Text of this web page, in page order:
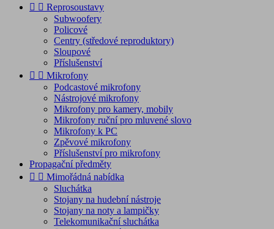
  Reprosoustavy
Subwoofery
Policové
Centry (středové reproduktory)
Sloupové
Příslušenství
  Mikrofony
Podcastové mikrofony
Nástrojové mikrofony
Mikrofony pro kamery, mobily
Mikrofony ruční pro mluvené slovo
Mikrofony k PC
Zpěvové mikrofony
Příslušenství pro mikrofony
Propagační předměty
  Mimořádná nabídka
Sluchátka
Stojany na hudební nástroje
Stojany na noty a lampičky
Telekomunikační sluchátka